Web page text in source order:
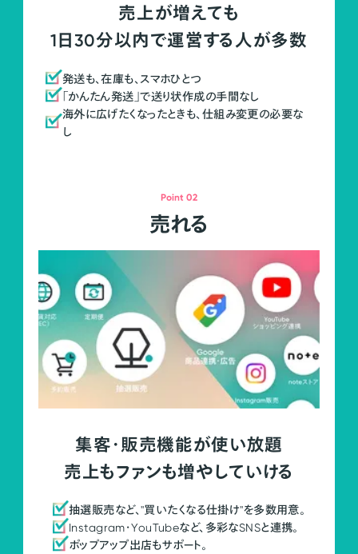
売上が増えても
1日30分以内で運営する人が多数
発送も、在庫も、スマホひとつ
「かんたん発送」で送り状作成の手間なし
海外に広げたくなったときも、仕組み変更の必要な
し
Point 02
売れる
集客・販売機能が使い放題
売上もファンも増やしていける
抽選販売など、"買いたくなる仕掛け"を多数用意。
Instagram・YouTubeなど、多彩なSNSと連携。
ポップアップ出店もサポート。